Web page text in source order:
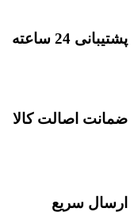
پشتیبانی 24 ساعته
ضمانت اصالت کالا
ارسال سریع